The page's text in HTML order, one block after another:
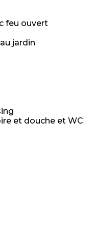
feu ouvert
jardin
et douche et WC